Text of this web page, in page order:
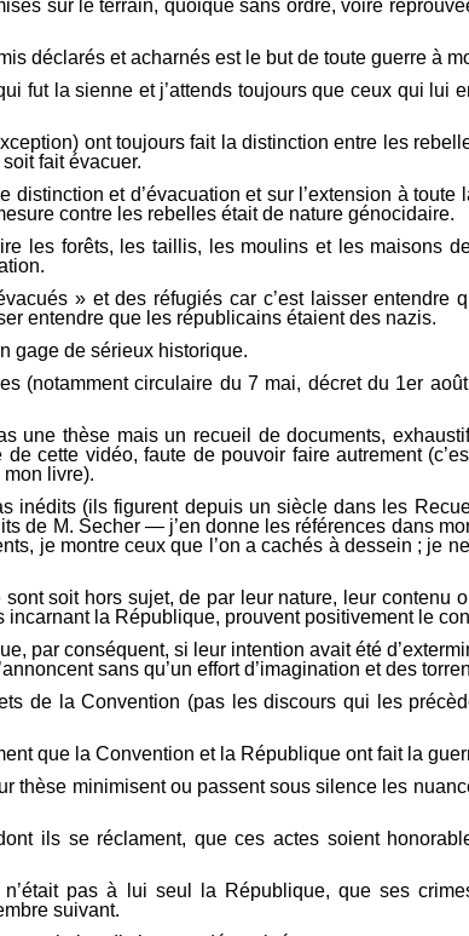
sur le terrain, quoique sans ordre, voire
déclarés et acharnés est le but de toute guerre à
fut la sienne et j’attends toujours que ceux qui lui
ont toujours fait la distinction entre les
fait évacuer.
et d’évacuation et sur l’extension à
contre les rebelles était de nature génocidaire.
les forêts, les taillis, les moulins et les maisons
» et des réfugiés car c’est laisser entendre
entendre que les républicains étaient des nazis.
gage de sérieux historique.
(notamment circulaire du 7 mai, décret du 1er
une thèse mais un recueil de documents,
cette vidéo, faute de pouvoir faire autrement
livre).
(ils figurent depuis un siècle dans les
de M. Secher — j’en donne les références dans
je montre ceux que l’on a cachés à dessein ; je
soit hors sujet, de par leur nature, leur contenu
la République, prouvent positivement le
par conséquent, si leur intention avait été
sans qu’un effort d’imagination et des
de la Convention (pas les discours qui les
que la Convention et la République ont fait la
thèse minimisent ou passent sous silence les
ils se réclament, que ces actes soient
pas à lui seul la République, que ses
suivant.